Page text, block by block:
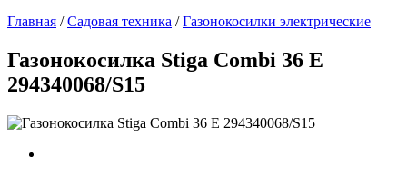
Главная /Садовая техника /Газонокосилки электрические
Газонокосилка Stiga Combi 36 E
294340068/S15